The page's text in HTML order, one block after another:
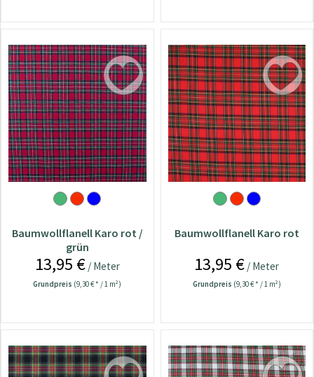
Baumwollflanell Karo rot /
grün
13,95 €/ Meter
Grundpreis (9,30 € * / 1 m²)
Baumwollflanell Karo rot
13,95 € / Meter
Grundpreis (9,30 € * / 1 m²)